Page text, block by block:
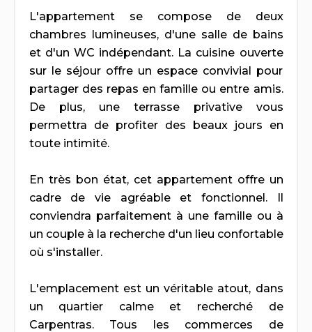
L'appartement se compose de deux
chambres lumineuses, d'une salle de bains
et d'un WC indépendant. La cuisine ouverte
sur le séjour offre un espace convivial pour
partager des repas en famille ou entre amis.
De plus, une terrasse privative vous
permettra de profiter des beaux jours en
toute intimité.
En très bon état, cet appartement offre un
cadre de vie agréable et fonctionnel. Il
conviendra parfaitement à une famille ou à
un couple à la recherche d'un lieu confortable
où s'installer.
L'emplacement est un véritable atout, dans
un quartier calme et recherché de
Carpentras. Tous les commerces de